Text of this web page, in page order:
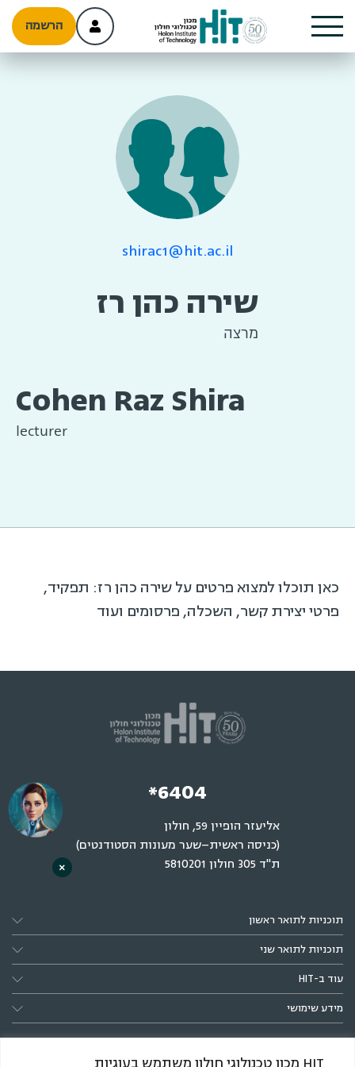
הרשמה
shirac1@hit.ac.il
שירה כהן רז
מרצה
Cohen Raz Shira
lecturer
כאן תוכלו למצוא פרטים על שירה כהן רז: תפקיד,
פרטי יצירת קשר, השכלה, פרסומים ועוד
*6404
אליעזר הופיין 59, חולון
(כניסה ראשית–שער מעונות הסטודנטים)
ת"ד 305 חולון 5810201
תוכניות לתואר ראשון
תוכניות לתואר שני
עוד ב-HIT
מידע שימושי
×